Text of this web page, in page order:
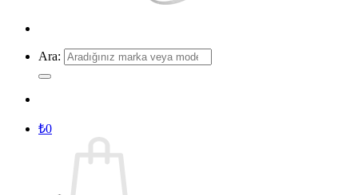
Ara:
₺0